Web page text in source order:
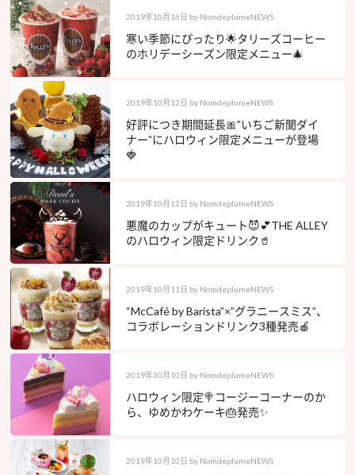
2019年10月16日 by NomdeplumeNEWS
寒い季節にぴったり🌟タリーズコーヒー
のホリデーシーズン限定メニュー🎄
2019年10月12日 by NomdeplumeNEWS
好評につき期間延長🎀”いちご新聞ダイ
ナー”にハロウィン限定メニューが登場
🍓
2019年10月12日 by NomdeplumeNEWS
悪魔のカップがキュート😈💕THE ALLEY
のハロウィン限定ドリンク🥤
2019年10月11日 by NomdeplumeNEWS
“McCafé by Barista”×”グラニースミス”、
コラボレーションドリンク3種発売🍎
2019年10月10日 by NomdeplumeNEWS
ハロウィン限定🍭コージーコーナーのか
ら、ゆめかわケーキ🎂発売✨
2019年10月10日 by NomdeplumeNEWS